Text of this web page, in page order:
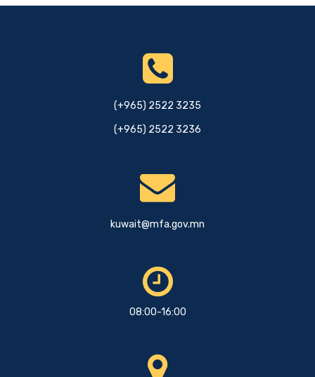
(+965) 2522 3235
(+965) 2522 3236
kuwait@mfa.gov.mn
08:00-16:00